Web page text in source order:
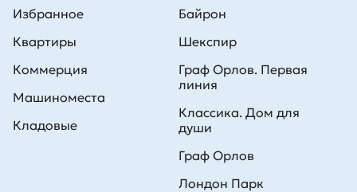
Избранное
Квартиры
Коммерция
Машиноместа
Кладовые
Байрон
Шекспир
Граф Орлов. Первая
линия
Классика. Дом для
души
Граф Орлов
Лондон Парк